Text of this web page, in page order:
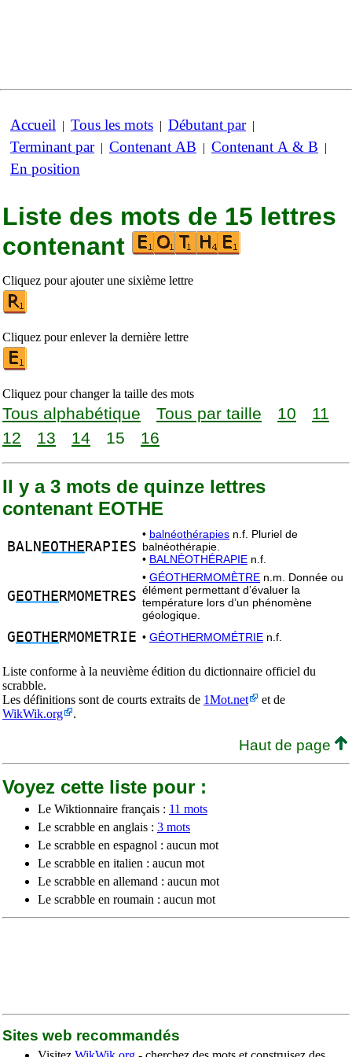
Accueil | Tous les mots | Débutant par|
Terminant par| Contenant AB | Contenant A & B |
En position
Liste des mots de 15 lettres
contenant
Cliquez pour ajouter une sixième lettre
Cliquez pour enlever la dernière lettre
Cliquez pour changer la taille des mots
Tous alphabétique Tous par taille 10
11
12
13 14 15 16
Il y a 3 mots de quinze lettres
contenant EOTHE
BALN EOTHE RAPIES
• balnéothérapies n.f. Pluriel de
balnéothérapie.
• BALNÉOTHÉRAPIE n.f.
G EOTHE RMOMETRES
• GÉOTHERMOMÈTRE n.m. Donnée ou
élément permettant d’évaluer la
température lors d’un phénomène
géologique.
G EOTHE RMOMETRIE • GÉOTHERMOMÉTRIE n.f.
Liste conforme à la neuvième édition du dictionnaire officiel du
scrabble.
Les définitions sont de courts extraits de 1Mot.net
et de
WikWik.org
.
Haut de page
Voyez cette liste pour :
Le Wiktionnaire français : 11 mots
Le scrabble en anglais : 3 mots
Le scrabble en espagnol : aucun mot
Le scrabble en italien : aucun mot
Le scrabble en allemand : aucun mot
Le scrabble en roumain : aucun mot
Sites web recommandés